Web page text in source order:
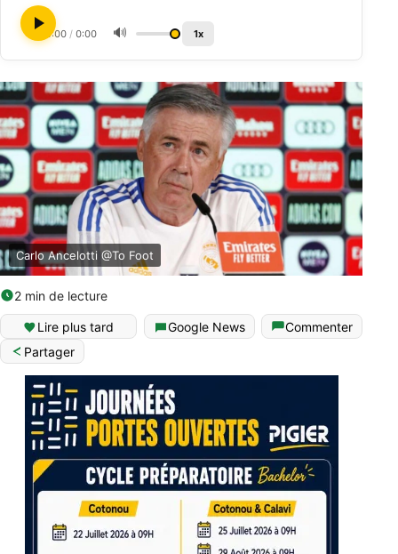
0:00 / 0:00 🔊 1x
Carlo Ancelotti @To Foot
2 min de lecture
Lire plus tard Google News
Commenter
Partager